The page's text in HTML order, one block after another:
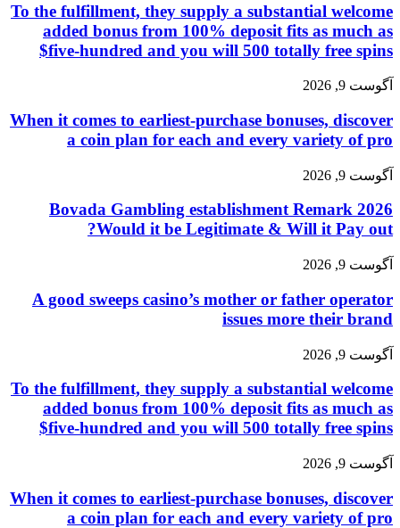
To the fulfillment, they supply a substantial welcome
added bonus from 100% deposit fits as much as
$five-hundred and you will 500 totally free spins
آگوست 9, 2026
When it comes to earliest-purchase bonuses, discover
a coin plan for each and every variety of pro
آگوست 9, 2026
Bovada Gambling establishment Remark 2026
Would it be Legitimate & Will it Pay out?
آگوست 9, 2026
A good sweeps casino’s mother or father operator
issues more their brand
آگوست 9, 2026
To the fulfillment, they supply a substantial welcome
added bonus from 100% deposit fits as much as
$five-hundred and you will 500 totally free spins
آگوست 9, 2026
When it comes to earliest-purchase bonuses, discover
a coin plan for each and every variety of pro